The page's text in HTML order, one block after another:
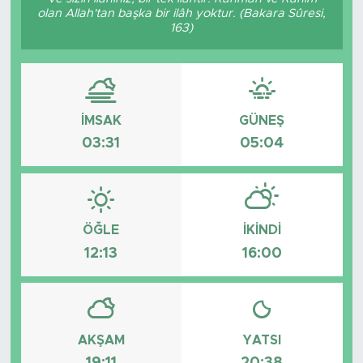
olan Allah'tan başka bir ilâh yoktur. (Bakara Sûresi,
163)
İMSAK
03:31
GÜNEŞ
05:04
ÖĞLE
12:13
İKINDI
16:00
AKŞAM YATSI
Magazin
Sektör